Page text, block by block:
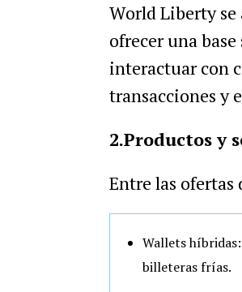
World Liberty se
ofrecer una
interactuar con
transacciones y
2.Productos y
Entre las ofertas
Wallets
billeteras frías.